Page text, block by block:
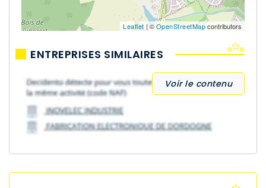
Leaflet | ©OpenStreetMapcontributors
ENTREPRISES SIMILAIRES
Voir le contenu